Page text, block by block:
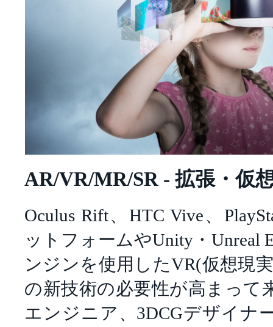
AR/VR/MR/SR - 拡張・仮
Oculus Rift、HTC Vive、
ットフォームやUnity・Unreal
ンジンを使用したVR(仮想現
の新技術の必要性が高まって
エンジニア、3DCGデザイナ